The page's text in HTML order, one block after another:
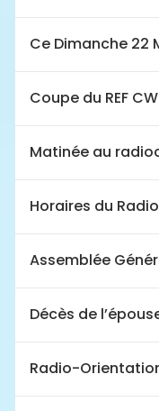
Ce Dimanche 22
Coupe du REF
Matinée au
Horaires du
Assemblée
Décès de
Radio-